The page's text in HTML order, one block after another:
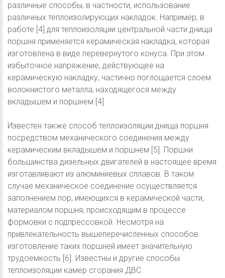
различные способы, в частности, использование
различных теплоизолирующих накладок. Например, в
работе [4] для теплоизоляции центральной части днища
поршня применяется керамическая накладка, которая
изготовлена в виде перевернутого конуса. При этом
избыточное напряжение, действующее на
керамическую накладку, частично поглощается слоем
волокнистого металла, находящегося между
вкладышем и поршнем [4].
Известен также способ теплоизоляции днища поршня
посредством механического соединения между
керамическим вкладышем и поршнем [5]. Поршни
большинства дизельных двигателей в настоящее время
изготавливают из алюминиевых сплавов. В таком
случае механическое соединение осуществляется
заполнением пор, имеющихся в керамической части,
материалом поршня, происходящим в процессе
формовки с подпрессовкой. Несмотря на
привлекательность вышеперечисленных способов
изготовление таких поршней имеет значительную
трудоемкость [6]. Известны и другие способы
теплоизоляции камер сгорания ДВС.